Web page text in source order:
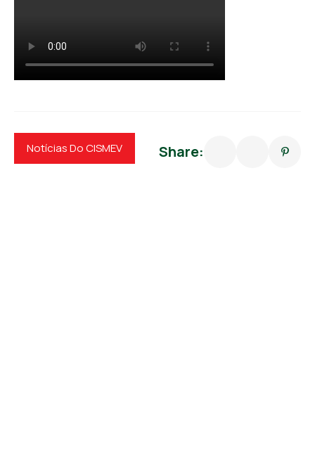
Notícias Do CISMEV Share: